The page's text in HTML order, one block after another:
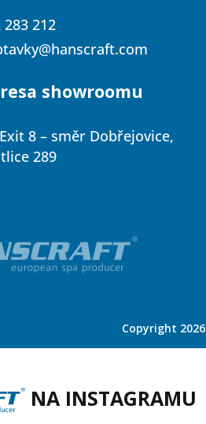
283 212
showroomu
8 – směr Dobřejovice,
289
Copyright 2026
NA INSTAGRAMU